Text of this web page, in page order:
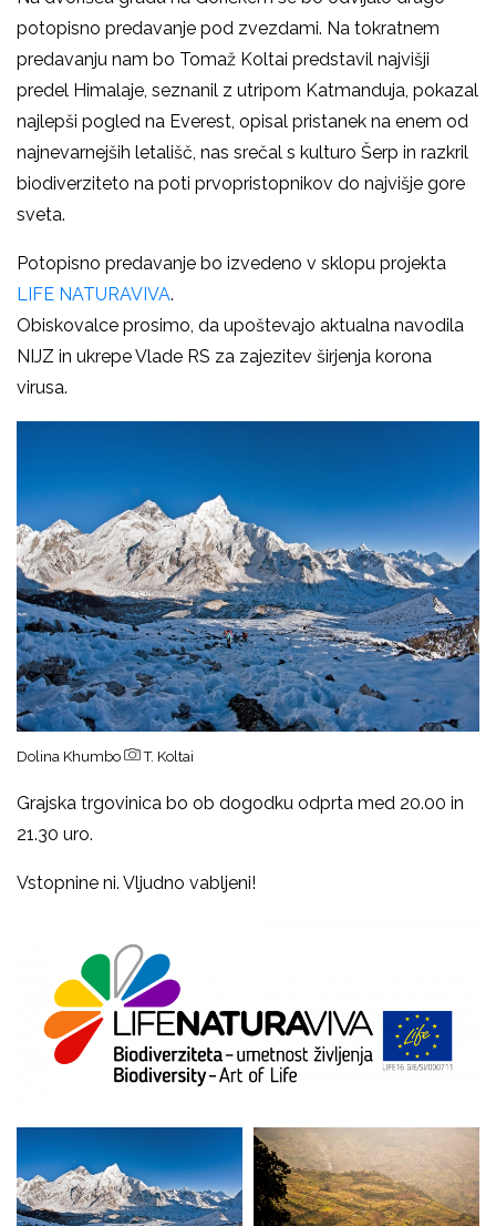
potopisno predavanje pod zvezdami. Na tokratnem
predavanju nam bo Tomaž Koltai predstavil najvišji
predel Himalaje, seznanil z utripom Katmanduja, pokazal
najlepši pogled na Everest, opisal pristanek na enem od
najnevarnejših letališč, nas srečal s kulturo Šerp in razkril
biodiverziteto na poti prvopristopnikov do najvišje gore
sveta.
Potopisno predavanje bo izvedeno v sklopu projekta
LIFE NATURAVIVA.
Obiskovalce prosimo, da upoštevajo aktualna navodila
NIJZ in ukrepe Vlade RS za zajezitev širjenja korona
virusa.
Dolina Khumbo T. Koltai
Grajska trgovinica bo ob dogodku odprta med 20.00 in
21.30 uro.
Vstopnine ni. Vljudno vabljeni!